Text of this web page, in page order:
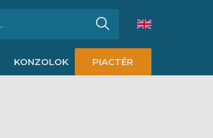
KONZOLOK PIACTÉR